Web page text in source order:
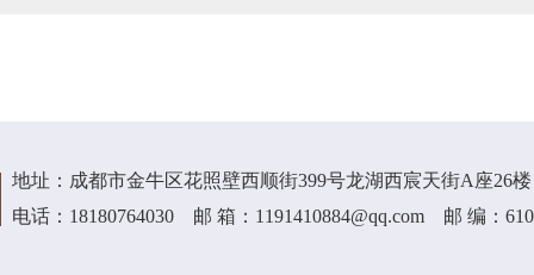
地址：成都市金牛区花照壁西顺街399号龙湖西宸天街A座26楼
电话：18180764030 邮 箱：1191410884@qq.com 邮 编：